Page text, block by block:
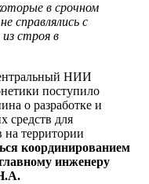
в срочном
справлялись с
из строя в
НИИ
поступило
о разработке и
средств для
территории
координированием
инженеру